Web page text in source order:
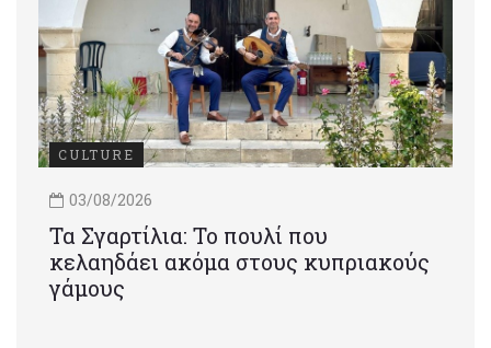
CULTURE
03/08/2026
Τα Σγαρτίλια: Το πουλί που
κελαηδάει ακόμα στους κυπριακούς
γάμους